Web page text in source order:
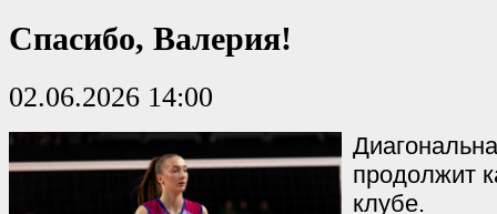
Спасибо, Валерия!
02.06.2026 14:00
продолжит
клубе.